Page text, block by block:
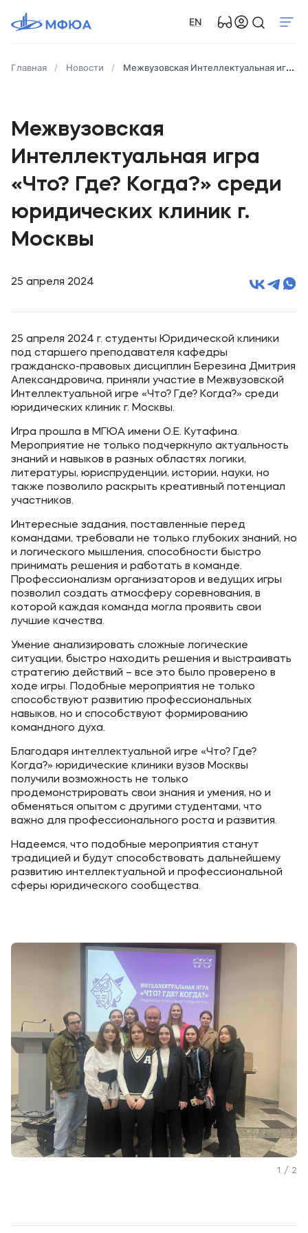
EN
Главная Новости Межвузовская Интеллектуальная игра «Что? Где? Когда?» среди юридических клиник г. Москвы
Межвузовская
Интеллектуальная игра
«Что? Где? Когда?» среди
юридических клиник г.
Москвы
25 апреля 2024
25 апреля 2024 г. студенты Юридической клиники
под старшего преподавателя кафедры
гражданско-правовых дисциплин Березина Дмитрия
Александровича, приняли участие в Межвузовской
Интеллектуальной игре «Что? Где? Когда?» среди
юридических клиник г. Москвы.
Игра прошла в МГЮА имени О.Е. Кутафина.
Мероприятие не только подчеркнуло актуальность
знаний и навыков в разных областях логики,
литературы, юриспруденции, истории, науки, но
также позволило раскрыть креативный потенциал
участников.
Интересные задания, поставленные перед
командами, требовали не только глубоких знаний, но
и логического мышления, способности быстро
принимать решения и работать в команде.
Профессионализм организаторов и ведущих игры
позволил создать атмосферу соревнования, в
которой каждая команда могла проявить свои
лучшие качества.
Умение анализировать сложные логические
ситуации, быстро находить решения и выстраивать
стратегию действий – все это было проверено в
ходе игры. Подобные мероприятия не только
способствуют развитию профессиональных
навыков, но и способствуют формированию
командного духа.
Благодаря интеллектуальной игре «Что? Где?
Когда?» юридические клиники вузов Москвы
получили возможность не только
продемонстрировать свои знания и умения, но и
обменяться опытом с другими студентами, что
важно для профессионального роста и развития.
Надеемся, что подобные мероприятия станут
традицией и будут способствовать дальнейшему
развитию интеллектуальной и профессиональной
сферы юридического сообщества.
1 / 2